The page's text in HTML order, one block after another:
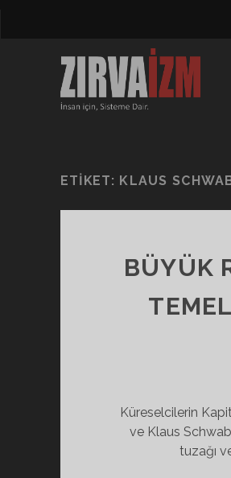
ETIKET: KLAUS
BÜYÜK
Küreselcilerin
ve Klaus
tuzağı